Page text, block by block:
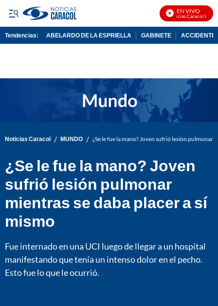
EN VIVO
Noticias Caracol En
Tendencias: ABELARDO DE LA ESPRIELLA GABINETE ACCIDENTE
Noticias Caracol / MUNDO / ¿Se le fue la mano? Joven sufrió lesión pulmonar
¿Se le fue la mano? Joven
sufrió lesión pulmonar
mientras se daba placer a sí
mismo
Fue internado en una UCI luego de llegar a un hospital
manifestando que tenía un intenso dolor en el pecho.
Esto fue lo que le ocurrió.